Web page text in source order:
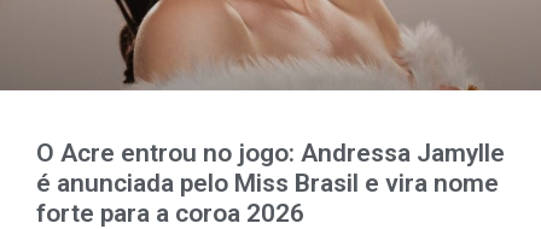
O Acre entrou no jogo: Andressa Jamylle
é anunciada pelo Miss Brasil e vira nome
forte para a coroa 2026